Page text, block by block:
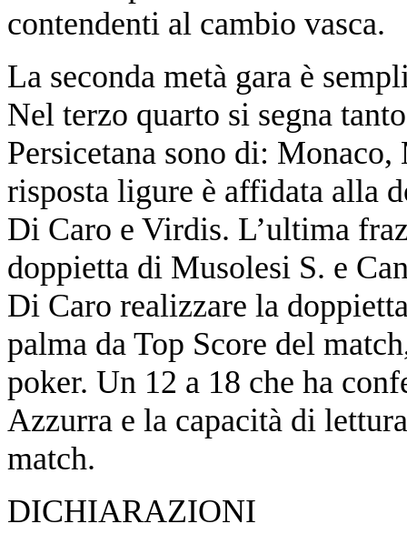
contendenti al cambio vasca.
La seconda metà gara è
Nel terzo quarto si segna
Persicetana sono di:
risposta ligure è affidata alla
Di Caro e Virdis. L’ultima
doppietta di Musolesi S. e
Di Caro realizzare la
palma da Top Score del
poker. Un 12 a 18 che ha
Azzurra e la capacità di
match.
​DICHIARAZIONI